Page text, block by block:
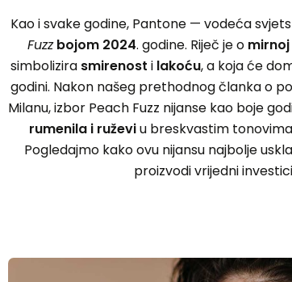
Kao i svake godine, Pantone — vodeća
Fuzzbojom 2024. godine. Riječ je o mirnoj
simbolizira smirenost i lakoću, a koja će
godini. Nakon našeg prethodnog članka o
Milanu, izbor Peach Fuzz nijanse kao boje
rumenila i ruževiu breskvastim
Pogledajmo kako ovu nijansu najbolje
proizvodi vrijedni